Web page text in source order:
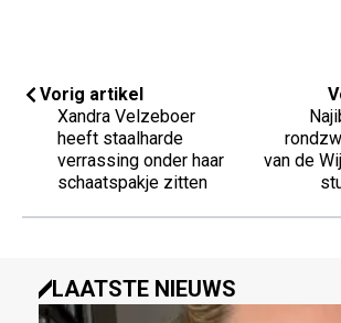
Vorig artikel
Xandra Velzeboer
heeft staalharde
verrassing onder haar
schaatspakje zitten
van de
LAATSTE NIEUWS